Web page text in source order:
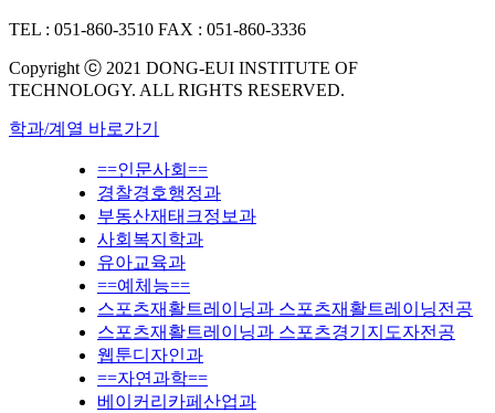
TEL : 051-860-3510 FAX : 051-860-3336
Copyright ⓒ 2021 DONG-EUI INSTITUTE OF
TECHNOLOGY. ALL RIGHTS RESERVED.
학과/계열 바로가기
==인문사회==
경찰경호행정과
부동산재태크정보과
사회복지학과
유아교육과
==예체능==
스포츠재활트레이닝과 스포츠재활트레이닝전공
스포츠재활트레이닝과 스포츠경기지도자전공
웹툰디자인과
==자연과학==
베이커리카페산업과